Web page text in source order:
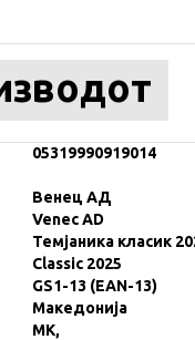
05319990919014
Венец АД
Venec AD
Темјаника класик
Classic 2025
GS1-13 (EAN-13)
Македонија
MK,